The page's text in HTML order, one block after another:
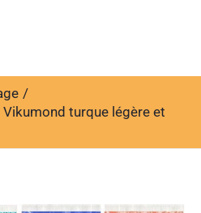
turque légère et